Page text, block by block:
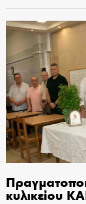
κυλικείου